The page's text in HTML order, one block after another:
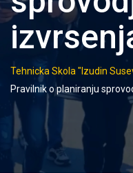
Tehnicka Skola "Izudin
Pravilnik o planiranju